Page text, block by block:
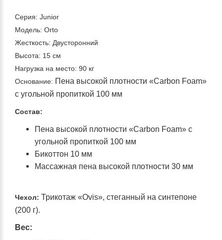
Серия: Junior
Модель: Orto
Жесткость: Двусторонний
Высота: 15 см
Нагрузка на место: 90 кг
Основание: Пена высокой плотности «Carbon Foam»
c угольной пропиткой 100 мм
Состав:
Пена высокой плотности «Carbon Foam» c
угольной пропиткой 100 мм
Бикоттон 10 мм
Массажная пена высокой плотности 30 мм
Чехол: Трикотаж «Ovis», стеганный на синтепоне
(200 г).
Вес: